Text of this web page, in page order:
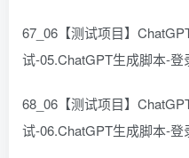
67_06【测试项目】
试-05.ChatGPT生成脚本-
68_06【测试项目】
试-06.ChatGPT生成脚本-